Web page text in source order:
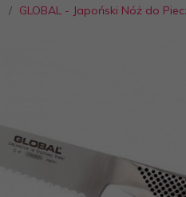
GLOBAL - Japoński Nóż do